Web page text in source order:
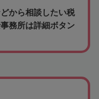
から相談したい税
務所は詳細ボタン